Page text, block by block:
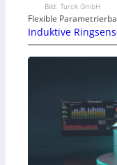
Bild: Turck GmbH
Flexible
Induktive